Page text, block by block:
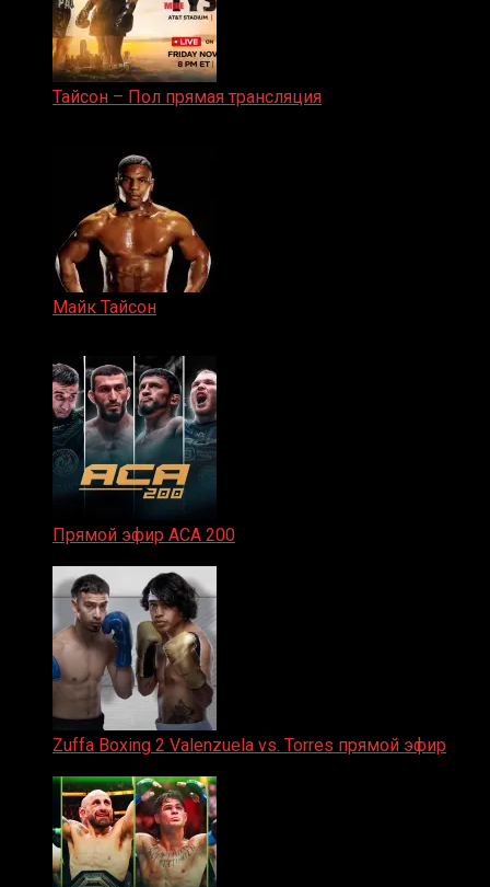
Тайсон – Пол прямая трансляция
Майк Тайсон
Прямой эфир ACA 200
Zuffa Boxing 2 Valenzuela vs. Torres прямой эфир